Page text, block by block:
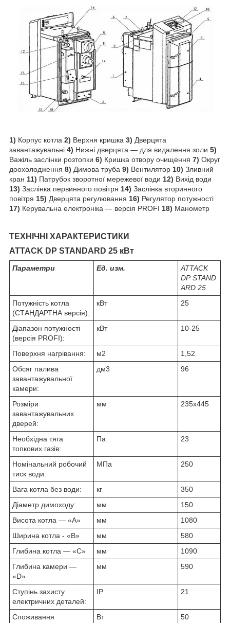
1) Корпус котла 2) Верхня кришка 3) Дверцята
завантажувальні 4) Нижні дверцята — для видалення золи 5)
Важіль заслінки розтопки 6) Кришка отвору очищення 7) Округ
доохолодження 8) Димова труба 9) Вентилятор 10) Зливний
кран 11) Патрубок зворотної мережевої води 12) Вихід води
13) Заслінка первинного повітря 14) Заслінка вторинного
повітря 15) Дверцята регулювання 16) Регулятор потужності
17) Керувальна електроніка — версія PROFI 18) Манометр
ТЕХНІЧНІ ХАРАКТЕРИСТИКИ
ATTACK DP STANDARD 25 кВт
Параметри Ед. изм.
ATTACK
DP STAND
ARD 25
Потужність котла
(СТАНДАРТНА версія):
кВт 25
Діапазон потужності
(версія PROFI):
кВт 10-25
Поверхня нагрівання: м2
1,52
Обсяг палива
завантажувальної
камери:
дм3 96
Розміри
завантажувальних
дверей:
мм 235x445
Необхідна тяга
топкових газів:
Па 23
Номінальний робочий
тиск води:
МПа 250
Вага котла без води: кг
350
Діаметр димоходу:
мм
150
Висота котла — «А»
мм
1080
Ширина котла - «В»
мм
580
Глибина котла — «С»
мм
1090
Глибина камери —
«D»
мм 590
Ступінь захисту
електричних деталей:
IP 21
Споживання
Вт 50